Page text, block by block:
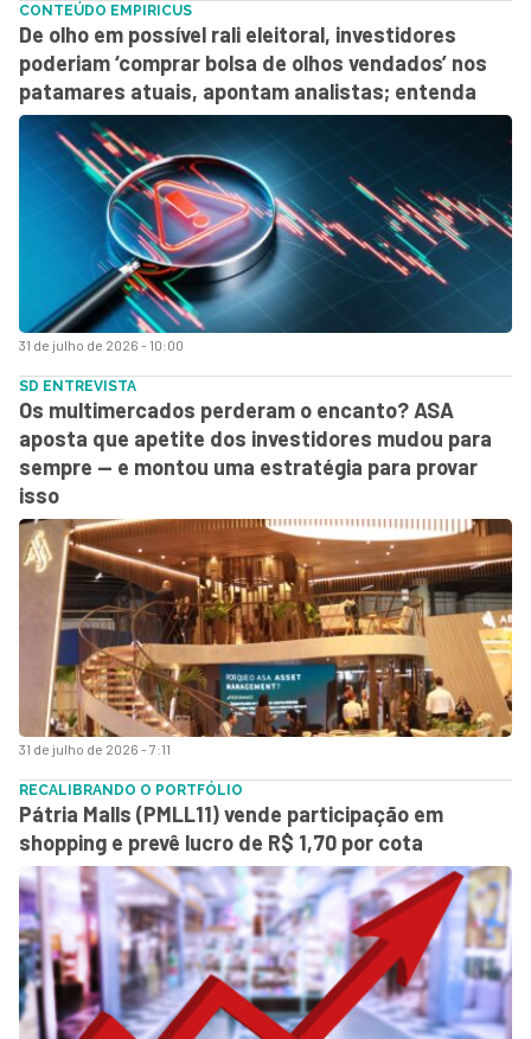
31 de julho de 2026 - 10:00
CONTEÚDO EMPIRICUS
De olho em possível rali eleitoral, investidores
poderiam ‘comprar bolsa de olhos vendados’ nos
patamares atuais, apontam analistas; entenda
31 de julho de 2026 - 7:11
SD ENTREVISTA
Os multimercados perderam o encanto? ASA
aposta que apetite dos investidores mudou para
sempre — e montou uma estratégia para provar
isso
RECALIBRANDO O PORTFÓLIO
Pátria Malls (PMLL11) vende participação em
shopping e prevê lucro de R$ 1,70 por cota